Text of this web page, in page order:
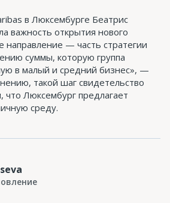
в Люксембурге Беатрис
важность открытия нового
направление — часть стратегии
суммы, которую группа
в малый и средний бизнес», —
такой шаг свидетельство
Люксембург предлагает
среду.